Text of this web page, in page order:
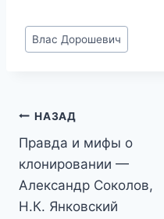
Метки
записи:
Влас Дорошевич
Навигация
по
записям
НАЗАД
Правда и мифы о
клонировании —
Александр Соколов,
Н.К. Янковский